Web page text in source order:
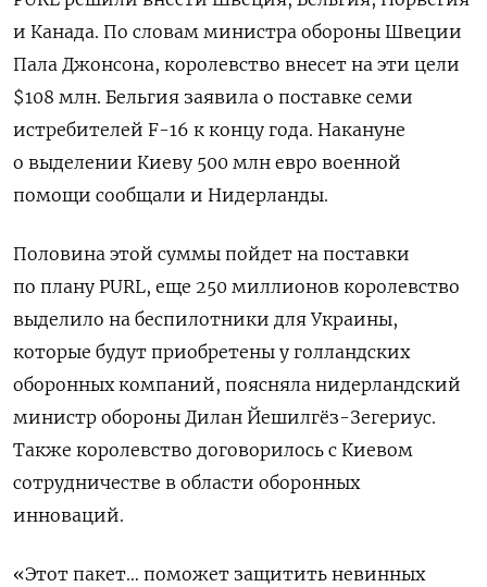
и Канада. По словам министра обороны Швеции
Пала Джонсона, королевство внесет на эти цели
$108 млн. Бельгия заявила о поставке семи
истребителей F-16 к концу года. Накануне
о выделении Киеву 500 млн евро военной
помощи сообщали и Нидерланды.
Половина этой суммы пойдет на поставки
по плану PURL, еще 250 миллионов королевство
выделило на беспилотники для Украины,
которые будут приобретены у голландских
оборонных компаний, поясняла нидерландский
министр обороны Дилан Йешилгёз-Зегериус.
Также королевство договорилось с Киевом
сотрудничестве в области оборонных
инноваций.
«Этот пакет… поможет защитить невинных